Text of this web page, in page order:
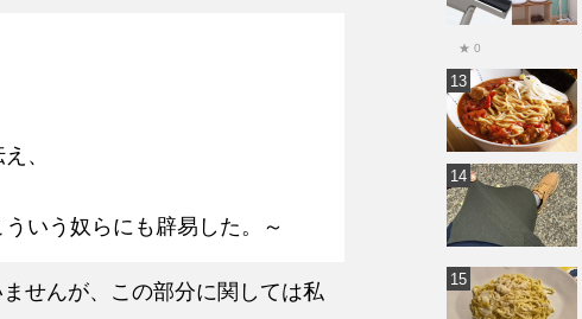
、
いう奴らにも辟易した。～
せんが、この部分に関しては私
★ 0